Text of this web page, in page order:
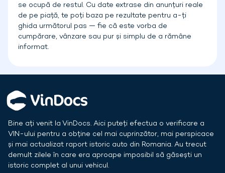
se ocupă de restul. Cu date extrase din anunțuri reale
de pe piață, te poți baza pe rezultate pentru a-ți
ghida următorul pas — fie că este vorba de
cumpărare, vânzare sau pur și simplu de a rămâne
informat.
Bine ați venit la VinDocs. Aici puteți efectua o verificare a
VIN-ului pentru a obține cel mai cuprinzător, mai perspicace
și mai actualizat raport istoric auto din Romania. Au trecut
demult zilele în care era aproape imposibil să găsești un
istoric complet al unui vehicul.